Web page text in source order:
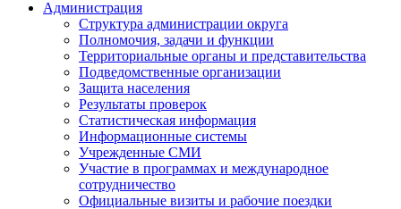
Администрация
Структура администрации округа
Полномочия, задачи и функции
Территориальные органы и представительства
Подведомственные организации
Защита населения
Результаты проверок
Статистическая информация
Информационные системы
Учрежденные СМИ
Участие в программах и международное
сотрудничество
Официальные визиты и рабочие поездки